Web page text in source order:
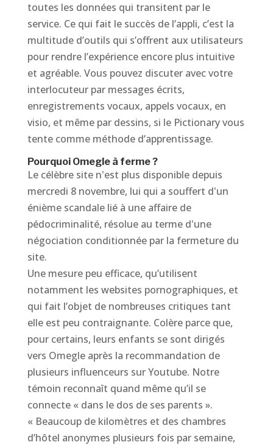
toutes les données qui transitent par le
service. Ce qui fait le succès de l’appli, c’est la
multitude d’outils qui s’offrent aux utilisateurs
pour rendre l’expérience encore plus intuitive
et agréable. Vous pouvez discuter avec votre
interlocuteur par messages écrits,
enregistrements vocaux, appels vocaux, en
visio, et même par dessins, si le Pictionary vous
tente comme méthode d’apprentissage.
Pourquoi Omegle à ferme ?
Le célèbre site n'est plus disponible depuis
mercredi 8 novembre, lui qui a souffert d'un
énième scandale lié à une affaire de
pédocriminalité, résolue au terme d'une
négociation conditionnée par la fermeture du
site.
Une mesure peu efficace, qu’utilisent
notamment les websites pornographiques, et
qui fait l’objet de nombreuses critiques tant
elle est peu contraignante. Colère parce que,
pour certains, leurs enfants se sont dirigés
vers Omegle après la recommandation de
plusieurs influenceurs sur Youtube. Notre
témoin reconnaît quand même qu’il se
connecte « dans le dos de ses parents ».
« Beaucoup de kilomètres et des chambres
d’hôtel anonymes plusieurs fois par semaine,